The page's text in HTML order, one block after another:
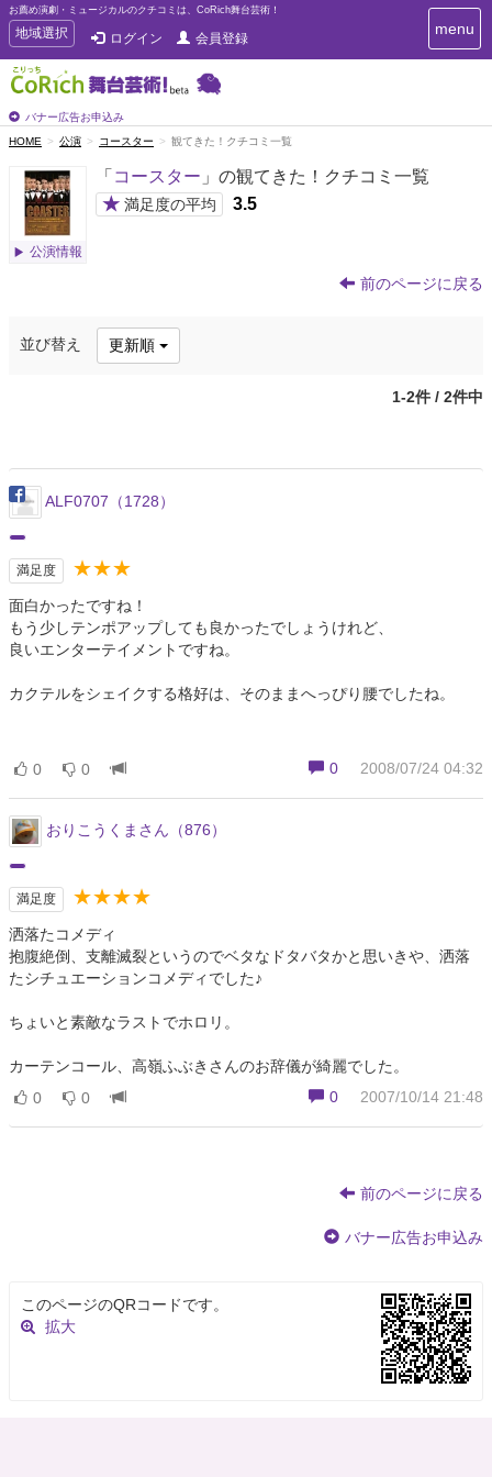
お薦め演劇・ミュージカルのクチコミは、CoRich舞台芸術！
T
o
g
g
e
n
t
地域選択 ログイン 会員登録
バナー広告お申込み
T
o
t
menu
HOME 公演 コースター 観てきた！クチコミ一覧
公演情報
「 コースター 」の観てきた！クチコミ一覧
★ 満足度の平均 3.5
前のページに戻る
並び替え 更新順
1-2件 / 2件中
ALF0707（1728）
満足度 ★★★
面白かったですね！
もう少しテンポアップしても良かったでしょうけれど、
良いエンターテイメントですね。
カクテルをシェイクする格好は、そのままへっぴり腰でしたね。
0 2008/07/24 04:32
0 0
おりこうくまさん（876）
満足度 ★★★★
洒落たコメディ
抱腹絶倒、支離滅裂というのでベタなドタバタかと思いきや、洒落
たシチュエーションコメディでした♪
ちょいと素敵なラストでホロリ。
カーテンコール、高嶺ふぶきさんのお辞儀が綺麗でした。
0
2007/10/14 21:48
0 0
前のページに戻る
バナー広告お申込み
このページのQRコードです。
拡大